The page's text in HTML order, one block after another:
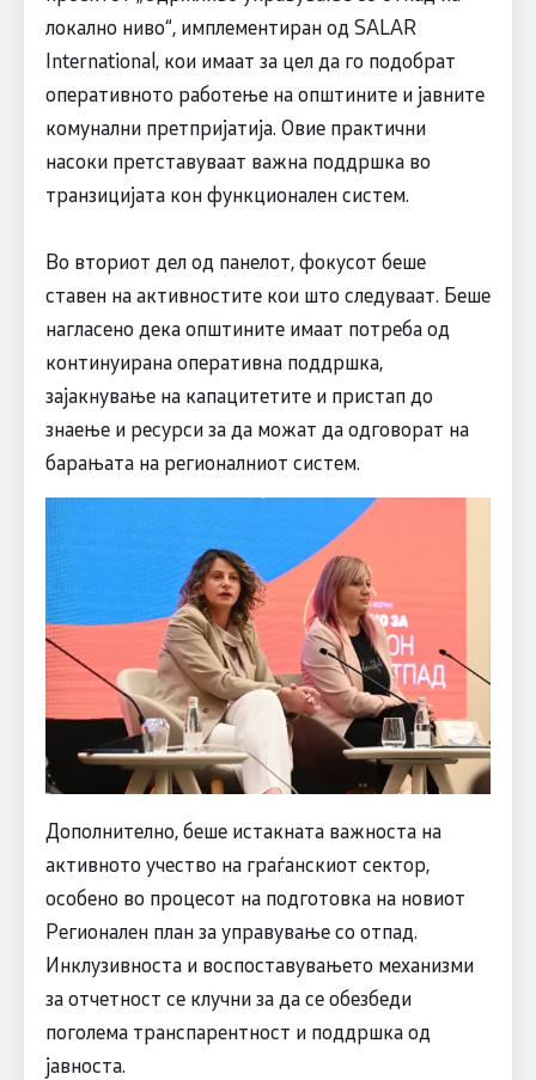
локално ниво“, имплементиран од SALAR
International, кои имаат за цел да го подобрат
оперативното работење на општините и јавните
комунални претпријатија. Овие практични
насоки претставуваат важна поддршка во
транзицијата кон функционален систем.
Во вториот дел од панелот, фокусот беше
ставен на активностите кои што следуваат. Беше
нагласено дека општините имаат потреба од
континуирана оперативна поддршка,
зајакнување на капацитетите и пристап до
знаење и ресурси за да можат да одговорат на
барањата на регионалниот систем.
Дополнително, беше истакната важноста на
активното учество на граѓанскиот сектор,
особено во процесот на подготовка на новиот
Регионален план за управување со отпад.
Инклузивноста и воспоставувањето механизми
за отчетност се клучни за да се обезбеди
поголема транспарентност и поддршка од
јавноста.